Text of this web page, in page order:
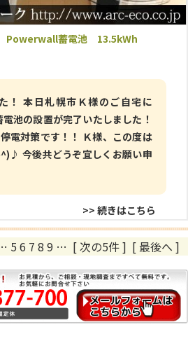
蓄電池 13.5kWh
！ 本日札幌市Ｋ様のご自宅に
の設置が完了いたしました！
電対策です！！ Ｋ様、この度は
今後共どうぞ宜しくお願い申
>> 続きはこちら
5 6 7 8 9… [ 次の5件 ] [ 最後へ ]